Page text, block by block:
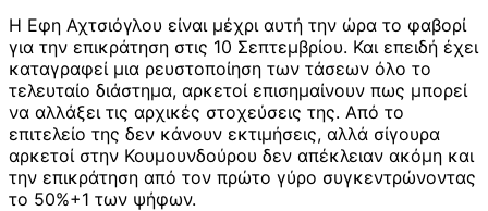
Η Εφη Αχτσιόγλου είναι μέχρι αυτή την ώρα το φαβορί
για την επικράτηση στις 10 Σεπτεμβρίου. Και επειδή έχει
καταγραφεί μια ρευστοποίηση των τάσεων όλο το
τελευταίο διάστημα, αρκετοί επισημαίνουν πως μπορεί
να αλλάξει τις αρχικές στοχεύσεις της. Από το
επιτελείο της δεν κάνουν εκτιμήσεις, αλλά σίγουρα
αρκετοί στην Κουμουνδούρου δεν απέκλειαν ακόμη και
την επικράτηση από τον πρώτο γύρο συγκεντρώνοντας
το 50%+1 των ψήφων.